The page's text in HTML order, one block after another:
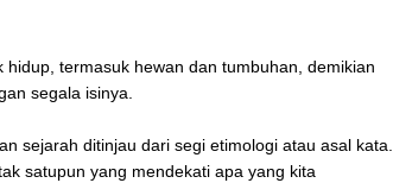
termasuk hewan dan tumbuhan, demikian
segala isinya.
sejarah ditinjau dari segi etimologi atau asal kata.
satupun yang mendekati apa yang kita